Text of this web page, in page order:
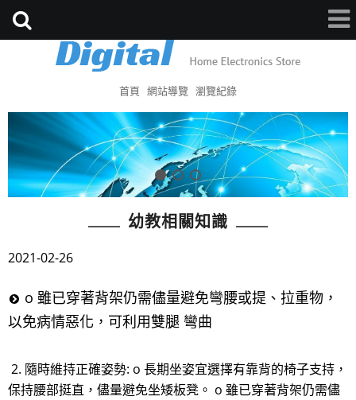
首頁 網站導覽 瀏覽紀錄
幼教相關知識
2021-02-26
o 雖已穿著背架仍需儘量避免彎腰或提、拉重物，
以免病情惡化，可利用雙腿 彎曲
2. 隨時維持正確姿勢: o 長期坐姿宜選擇有靠背的椅子支持，
保持腰部挺直，儘量避免坐矮板凳。 o 雖已穿著背架仍需儘